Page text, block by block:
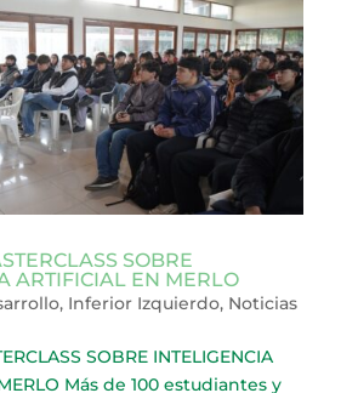
SOBRE
ARTIFICIAL EN MERLO
, Inferior Izquierdo, Noticias
SOBRE INTELIGENCIA
Más de 100 estudiantes y